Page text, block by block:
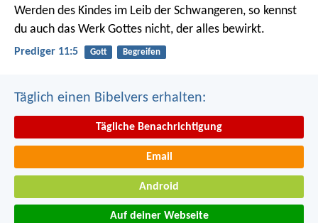
Werden des Kindes im Leib der Schwangeren, so kennst
du auch das Werk Gottes nicht, der alles bewirkt.
Prediger 11:5 Gott Begreifen
Täglich einen Bibelvers erhalten:
Tägliche Benachrichtigung
Email
Android
Auf deiner Webseite